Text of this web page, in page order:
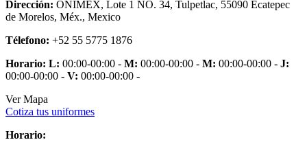
Dirección: ONIMEX, Lote 1 NO. 34, Tulpetlac, 55090 Ecatepec
de Morelos, Méx., Mexico
Télefono: +52 55 5775 1876
Horario: L: 00:00-00:00 - M: 00:00-00:00 - M: 00:00-00:00 - J:
00:00-00:00 - V: 00:00-00:00 -
Ver Mapa
Cotiza tus uniformes
Horario: